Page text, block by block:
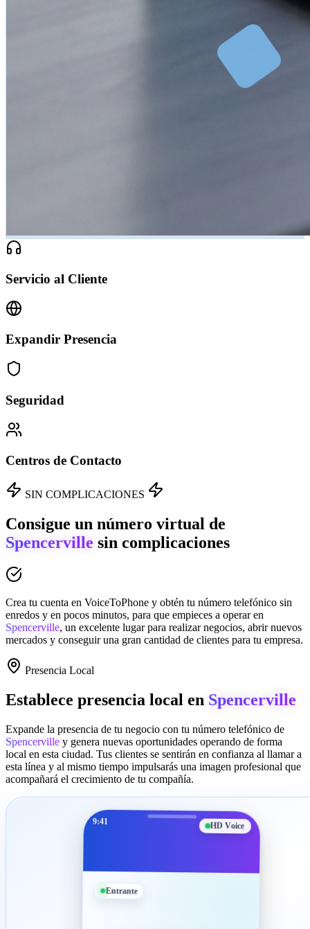
Servicio al Cliente
Expandir Presencia
Seguridad
Centros de Contacto
SIN COMPLICACIONES
Consigue un número virtual de
Spencerville sin complicaciones
Crea tu cuenta en VoiceToPhone y obtén tu número telefónico sin
enredos y en pocos minutos, para que empieces a operar en
Spencerville, un excelente lugar para realizar negocios, abrir nuevos
mercados y conseguir una gran cantidad de clientes para tu empresa.
Presencia Local
Establece presencia local en Spencerville
Expande la presencia de tu negocio con tu número telefónico de
Spencerville y genera nuevas oportunidades operando de forma
local en esta ciudad. Tus clientes se sentirán en confianza al llamar a
esta línea y al mismo tiempo impulsarás una imagen profesional que
acompañará el crecimiento de tu compañía.
9:41 HD Voice
Entrante